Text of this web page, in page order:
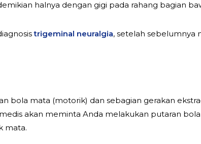
halnya dengan gigi pada rahang bagian
trigeminal neuralgia, setelah sebelumnya
bola mata (motorik) dan sebagian gerakan
akan meminta Anda melakukan putaran
mata.